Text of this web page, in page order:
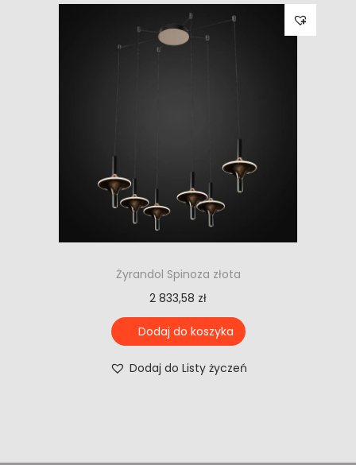
Żyrandol Spinoza złota
2 833,58 zł
Dodaj do koszyka
Dodaj do Listy życzeń